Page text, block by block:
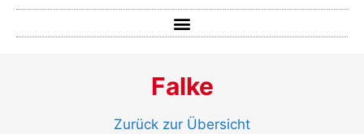
Falke
Zurück zur Übersicht